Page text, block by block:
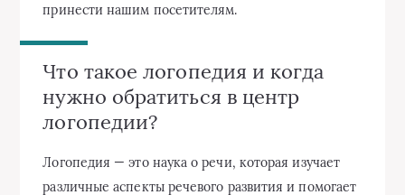
принести нашим посетителям.
Что такое логопедия и когда
нужно обратиться в центр
логопедии?
Логопедия — это наука о речи, которая изучает
различные аспекты речевого развития и помогает